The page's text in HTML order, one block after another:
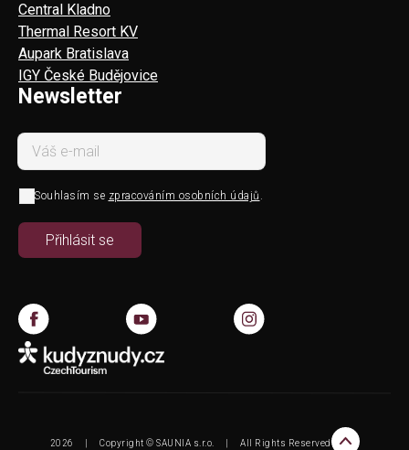
Central Kladno
Thermal Resort KV
Aupark Bratislava
IGY České Budějovice
Newsletter
Souhlasím se zpracováním osobních údajů .
2026 Copyright © SAUNIA s.r.o. All Rights Reserved